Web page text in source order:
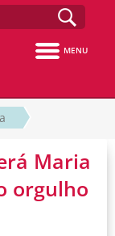
MENU
Maria
orgulho